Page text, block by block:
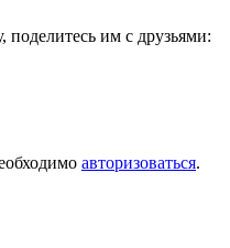
поделитесь им с друзьями:
авторизоваться.